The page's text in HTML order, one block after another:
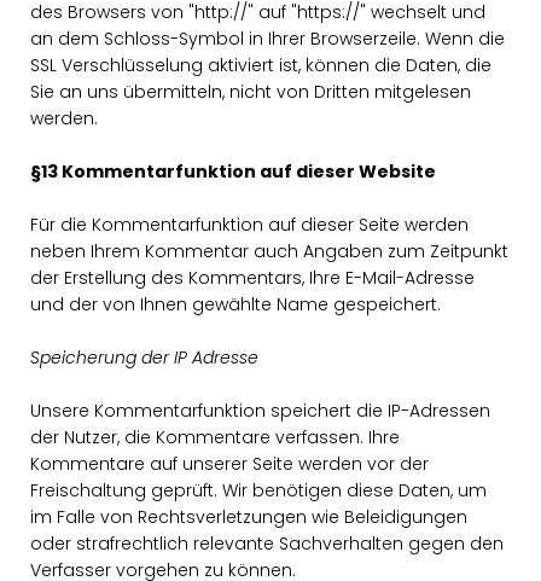
des Browsers von "http://" auf "https://" wechselt und
an dem Schloss-Symbol in Ihrer Browserzeile. Wenn die
SSL Verschlüsselung aktiviert ist, können die Daten, die
Sie an uns übermitteln, nicht von Dritten mitgelesen
werden.
§13 Kommentarfunktion auf dieser Website
Für die Kommentarfunktion auf dieser Seite werden
neben Ihrem Kommentar auch Angaben zum Zeitpunkt
der Erstellung des Kommentars, Ihre E-Mail-Adresse
und der von Ihnen gewählte Name gespeichert.
Speicherung der IP Adresse
Unsere Kommentarfunktion speichert die IP-Adressen
der Nutzer, die Kommentare verfassen. Ihre
Kommentare auf unserer Seite werden vor der
Freischaltung geprüft. Wir benötigen diese Daten, um
im Falle von Rechtsverletzungen wie Beleidigungen
oder strafrechtlich relevante Sachverhalten gegen den
Verfasser vorgehen zu können.